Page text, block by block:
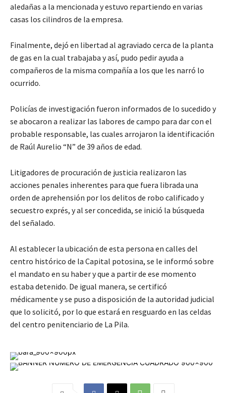
aledañas a la mencionada y estuvo repartiendo en varias
casas los cilindros de la empresa.
Finalmente, dejó en libertad al agraviado cerca de la planta
de gas en la cual trabajaba y así, pudo pedir ayuda a
compañeros de la misma compañía a los que les narró lo
ocurrido.
Policías de investigación fueron informados de lo sucedido y
se abocaron a realizar las labores de campo para dar con el
probable responsable, las cuales arrojaron la identificación
de Raúl Aurelio “N” de 39 años de edad.
Litigadores de procuración de justicia realizaron las
acciones penales inherentes para que fuera librada una
orden de aprehensión por los delitos de robo calificado y
secuestro exprés, y al ser concedida, se inició la búsqueda
del señalado.
Al establecer la ubicación de esta persona en calles del
centro histórico de la Capital potosina, se le informó sobre
el mandato en su haber y que a partir de ese momento
estaba detenido. De igual manera, se certificó
médicamente y se puso a disposición de la autoridad judicial
que lo solicitó, por lo que estará en resguardo en las celdas
del centro penitenciario de La Pila.